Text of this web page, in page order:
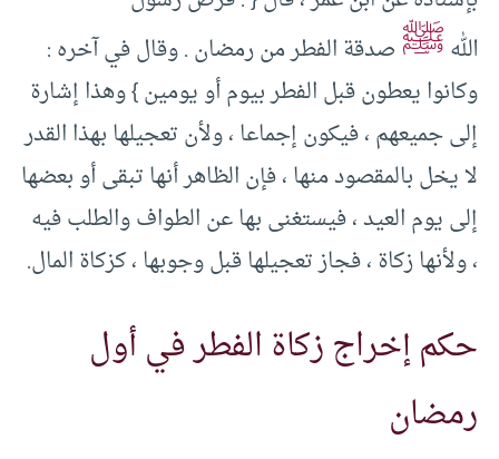
اللهﷺ صدقة الفطر من رمضان . وقال في آخره :
وكانوا يعطون قبل الفطر بيوم أو يومين } وهذا إشارة
إلى جميعهم ، فيكون إجماعا ، ولأن تعجيلها بهذا القدر
لا يخل بالمقصود منها ، فإن الظاهر أنها تبقى أو بعضها
إلى يوم العيد ، فيستغنى بها عن الطواف والطلب فيه
، ولأنها زكاة ، فجاز تعجيلها قبل وجوبها ، كزكاة المال.
حكم إخراج زكاة الفطر في أول
رمضان